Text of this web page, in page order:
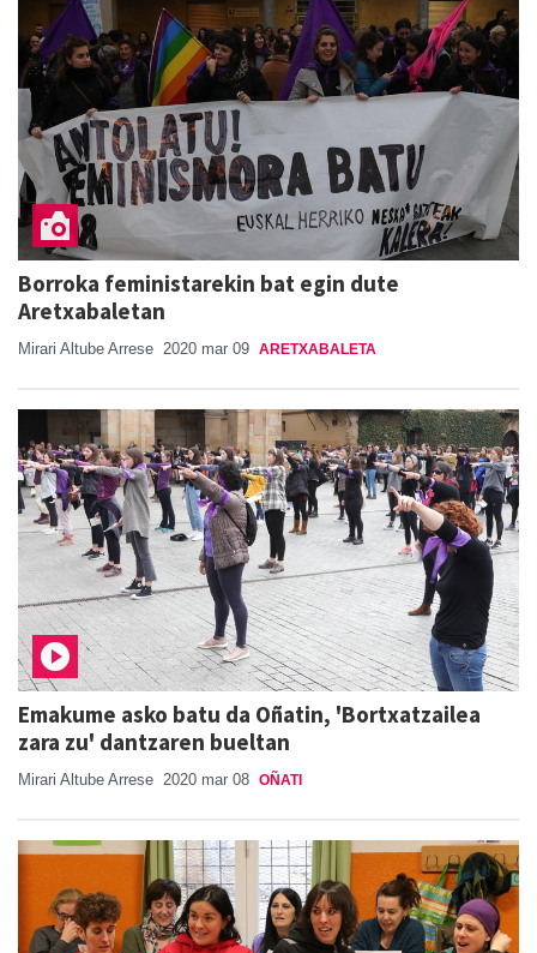
Borroka feministarekin bat egin dute
Aretxabaletan
Mirari Altube Arrese 2020 mar 09 ARETXABALETA
Emakume asko batu da Oñatin, 'Bortxatzailea
zara zu' dantzaren bueltan
Mirari Altube Arrese 2020 mar 08 OÑATI